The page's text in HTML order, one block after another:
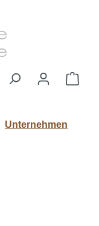
Unternehmen